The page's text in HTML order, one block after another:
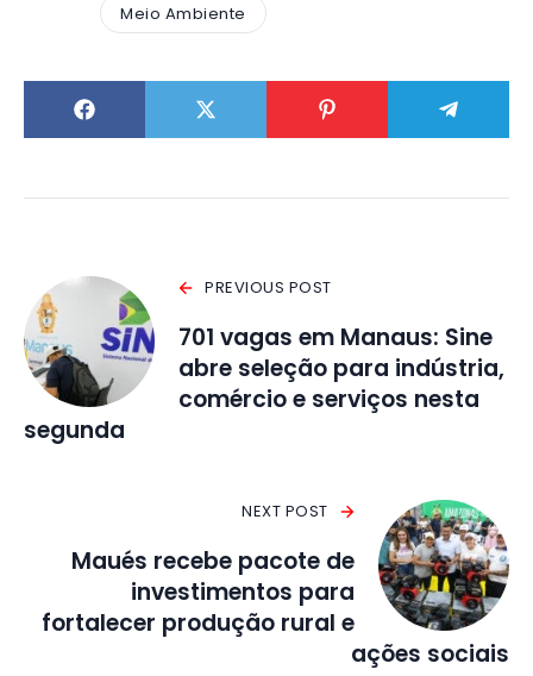
Meio Ambiente
PREVIOUS POST
701 vagas em Manaus: Sine
abre seleção para indústria,
comércio e serviços nesta
segunda
NEXT POST
Maués recebe pacote de
investimentos para
fortalecer produção rural e
ações sociais